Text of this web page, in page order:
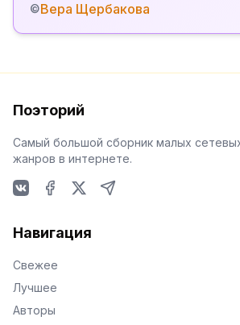
©Вера Щербакова
Поэторий
Самый большой сборник малых
жанров в интернете.
Навигация
Свежее
Лучшее
Авторы